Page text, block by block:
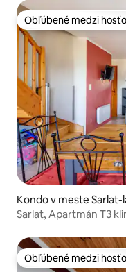
Obľúbené medzi
Obľúbené medzi
Kondo v meste Sarlat-
Sarlat, Apartmán T3
Obľúbené medzi
Obľúbené medzi